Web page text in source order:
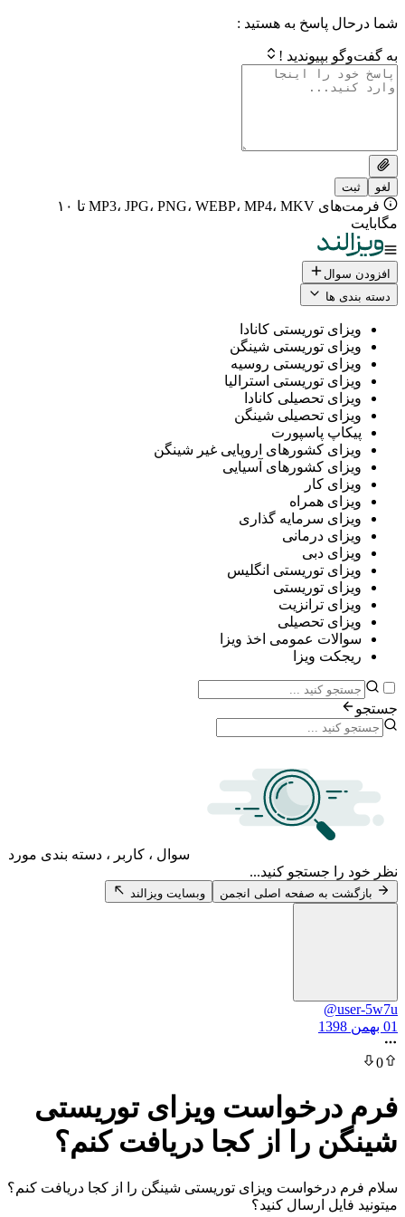
پاسخ به هستید :
!
فرمت‌های MP3، JPG، PNG، WEBP، MP4، MKV تا ۱۰
ها
توریستی کانادا
توریستی شینگن
توریستی روسیه
توریستی استرالیا
تحصیلی کانادا
تحصیلی شینگن
پاسپورت
کشورهای اروپایی غیر شینگن
کشورهای آسیایی
کار
همراه
سرمایه گذاری
درمانی
دبی
توریستی انگلیس
توریستی
ترانزیت
تحصیلی
عمومی اخذ ویزا
ویزا
سوال ، کاربر ، دسته بندی مورد
جستجو کنید...
به صفحه اصلی انجمن وبسایت ویزالند
ویزای توریستی
را از کجا دریافت کنم؟
ویزای توریستی شینگن را از کجا دریافت کنم؟
ارسال کنید؟